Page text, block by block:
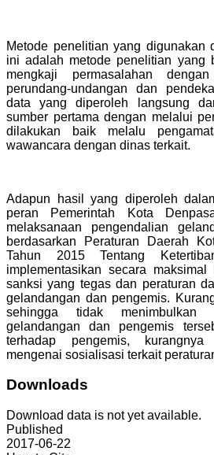
Metode penelitian yang digunakan
ini adalah metode penelitian yang
mengkaji permasalahan
perundang-undangan dan
data yang diperoleh langsung
sumber pertama dengan melalui
dilakukan baik melalu
wawancara dengan dinas terkait.
Adapun hasil yang diperoleh
peran Pemerintah Kota
melaksanaan pengendalian
berdasarkan Peraturan Daerah
Tahun 2015 Tentang
implementasikan secara
sanksi yang tegas dan peraturan
gelandangan dan pengemis.
sehingga tidak
gelandangan dan pengemis
terhadap pengemis, kurangnya
mengenai sosialisasi terkait
Downloads
Download data is not yet available.
Published
2017-06-22